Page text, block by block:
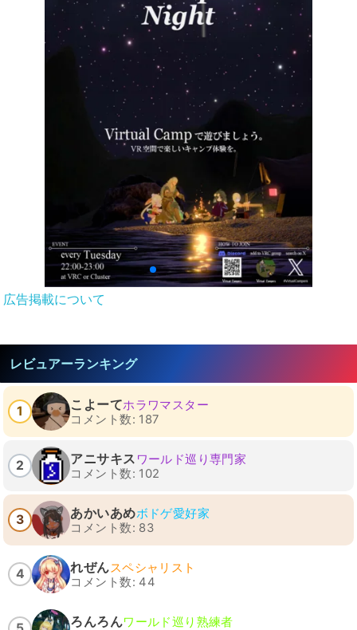
広告掲載について
レビュアーランキング
1 こよーてホラワマスター
コメント数: 187
2 アニサキス ワールド巡り専門家
コメント数: 102
3 あかいあめボドゲ愛好家
コメント数: 83
4 れぜんスペシャリスト
コメント数: 44
ろんろんワールド巡り熟練者